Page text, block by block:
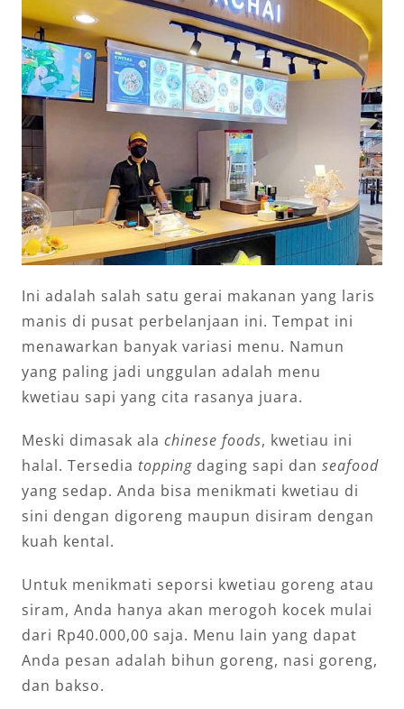
Ini adalah salah satu gerai makanan yang laris
manis di pusat perbelanjaan ini. Tempat ini
menawarkan banyak variasi menu. Namun
yang paling jadi unggulan adalah menu
kwetiau sapi yang cita rasanya juara.
Meski dimasak ala chinese foods, kwetiau ini
halal. Tersedia topping daging sapi dan seafood
yang sedap. Anda bisa menikmati kwetiau di
sini dengan digoreng maupun disiram dengan
kuah kental.
Untuk menikmati seporsi kwetiau goreng atau
siram, Anda hanya akan merogoh kocek mulai
dari Rp40.000,00 saja. Menu lain yang dapat
Anda pesan adalah bihun goreng, nasi goreng,
dan bakso.